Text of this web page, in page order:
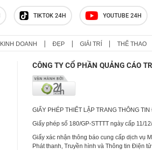
TIKTOK 24H YOUTUBE 24H
KINH DOANH ĐẸP GIẢI TRÍ THỂ THAO
CÔNG TY CỔ PHẦN QUẢNG CÁO
GIẤY PHÉP THIẾT LẬP TRANG THÔNG
Giấy phép số 180/GP-STTTT ngày cấp 11/
Giấy xác nhận thông báo cung cấp dịch vụ
Phát thanh, Truyền hình và Thông tin Điện